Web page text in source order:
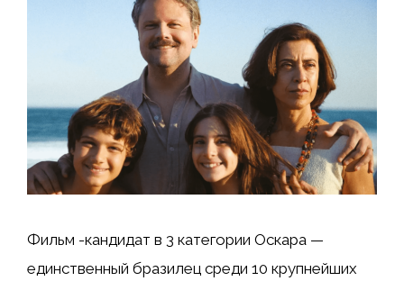
Фильм -кандидат в 3 категории Оскара —
единственный бразилец среди 10 крупнейших